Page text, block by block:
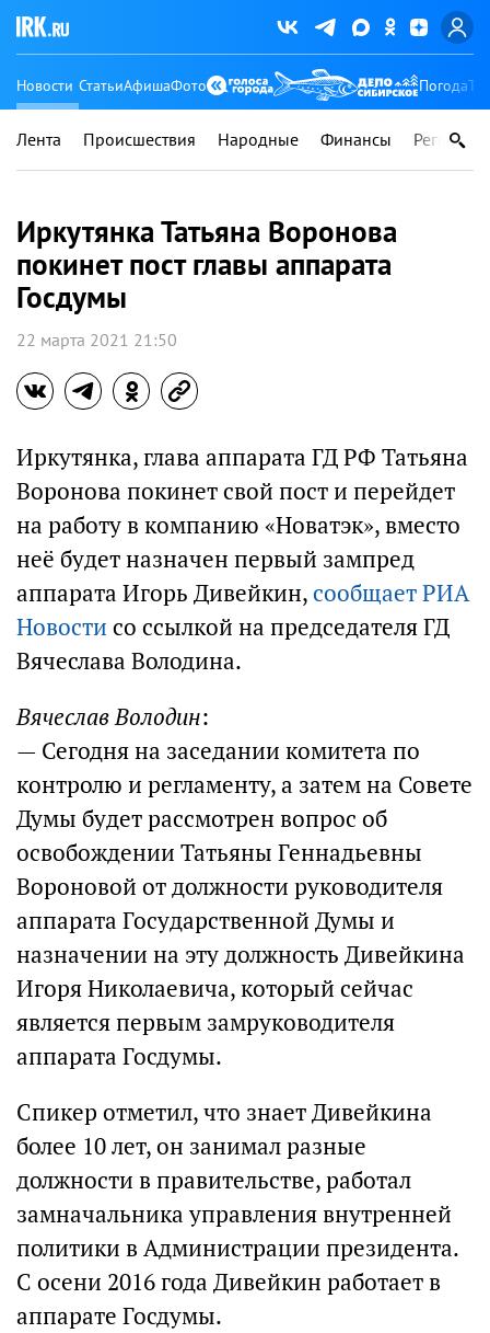
Новости СтатьиАфишаФото Погода
Лента Происшествия Народные Финансы Регионы
Иркутянка Татьяна Воронова
покинет пост главы аппарата
Госдумы
22 марта 2021 21:50
Иркутянка, глава аппарата ГД РФ Татьяна
Воронова покинет свой пост и перейдет
на работу в компанию «Новатэк», вместо
неё будет назначен первый зампред
аппарата Игорь Дивейкин,сообщает РИА
Новости со ссылкой на председателя ГД
Вячеслава Володина.
Вячеслав Володин:
— Сегодня на заседании комитета по
контролю и регламенту, а затем на Совете
Думы будет рассмотрен вопрос об
освобождении Татьяны Геннадьевны
Вороновой от должности руководителя
аппарата Государственной Думы и
назначении на эту должность Дивейкина
Игоря Николаевича, который сейчас
является первым замруководителя
аппарата Госдумы.
Спикер отметил, что знает Дивейкина
более 10 лет, он занимал разные
должности в правительстве, работал
замначальника управления внутренней
политики в Администрации президента.
С осени 2016 года Дивейкин работает в
аппарате Госдумы.